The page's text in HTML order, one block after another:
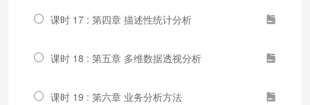
课时 17 : 第四章 描述性统计分析
课时 18 : 第五章 多维数据透视分析
课时 19 : 第六章 业务分析方法